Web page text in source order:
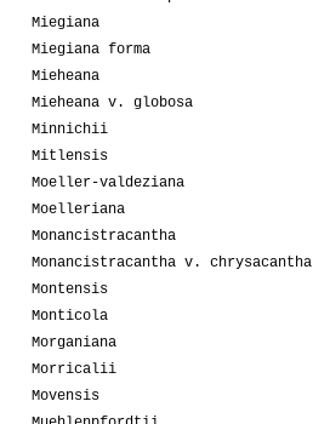
Miegiana
Miegiana forma
Mieheana
Mieheana v. globosa
Minnichii
Mitlensis
Moeller-valdeziana
Moelleriana
Monancistracantha
Monancistracantha v. chrysacantha
Montensis
Monticola
Morganiana
Morricalii
Movensis